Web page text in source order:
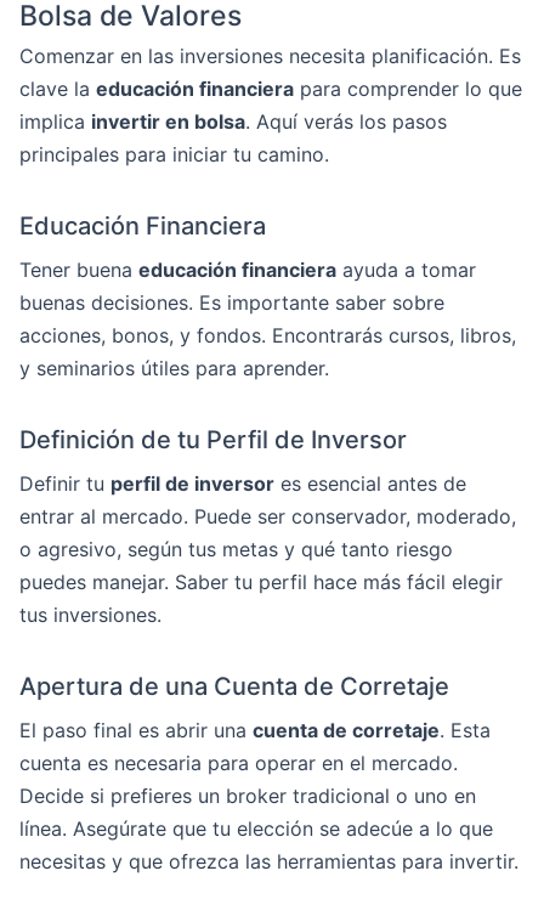
Bolsa de Valores
Comenzar en las inversiones necesita planificación. Es
clave la educación financiera para comprender lo que
implica invertir en bolsa. Aquí verás los pasos
principales para iniciar tu camino.
Educación Financiera
Tener buena educación financiera ayuda a tomar
buenas decisiones. Es importante saber sobre
acciones, bonos, y fondos. Encontrarás cursos, libros,
y seminarios útiles para aprender.
Definición de tu Perfil de Inversor
Definir tu perfil de inversor es esencial antes de
entrar al mercado. Puede ser conservador, moderado,
o agresivo, según tus metas y qué tanto riesgo
puedes manejar. Saber tu perfil hace más fácil elegir
tus inversiones.
Apertura de una Cuenta de Corretaje
El paso final es abrir una cuenta de corretaje. Esta
cuenta es necesaria para operar en el mercado.
Decide si prefieres un broker tradicional o uno en
línea. Asegúrate que tu elección se adecúe a lo que
necesitas y que ofrezca las herramientas para invertir.